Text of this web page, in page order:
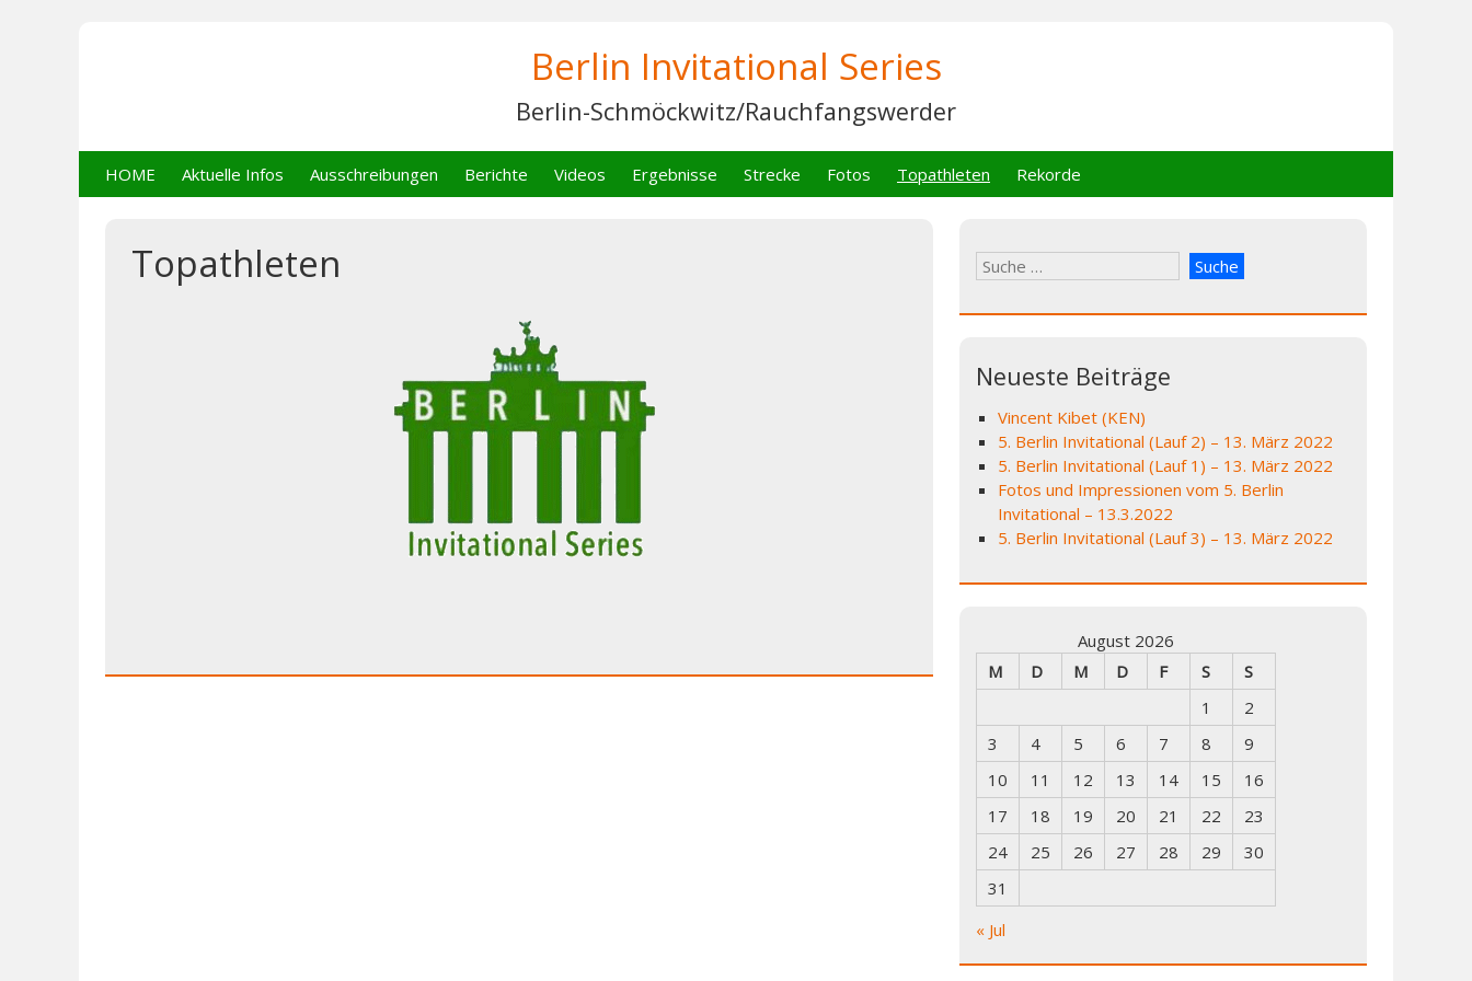
Berlin Invitational Series
Berlin-Schmöckwitz/Rauchfangswerder
HOME Aktuelle Infos Ausschreibungen Berichte Videos Ergebnisse Strecke Fotos Topathleten Rekorde
Topathleten
Suche
nach:
Neueste Beiträge
Vincent Kibet (KEN)
5. Berlin Invitational (Lauf 2) – 13. März 2022
5. Berlin Invitational (Lauf 1) – 13. März 2022
Fotos und Impressionen vom 5. Berlin
Invitational – 13.3.2022
5. Berlin Invitational (Lauf 3) – 13. März 2022
August 2026
M
D M D F S
S
1
2
3
4 5 6 7 8
9
10
11 12 13 14 15
16
17
18 19 20 21 22
23
24
25 26 27 28 29
30
31
« Jul